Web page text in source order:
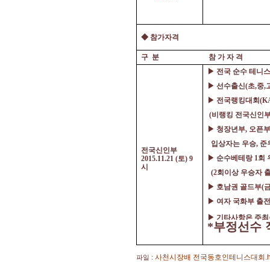
◆ 참가자격
구 분 참 가 자 격
전국신인부
2015.11.21 (토) 9
시
▶ 전국 순수 테니
▶ 선수출신(초,중,
▶ 전국랭킹대회
(비랭킹 전국신인
▶ 청장년부, 오픈
입상자는 우승, 준
▶ 순수베테랑 1회
(2회이상 우승자
▶ 호남권 골드부(
▶ 여자 국화부 출
▶ 기타사항은 주
*부정선수
파일 : 사천시장배 전국동호인테니스대회